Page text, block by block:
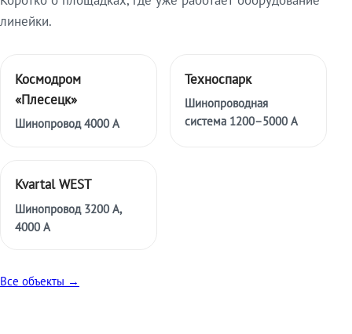
линейки.
Космодром
«Плесецк»
Шинопровод 4000 А
Техноспарк
Шинопроводная
система 1200–5000 А
Kvartal WEST
Шинопровод 3200 А,
4000 А
Все объекты →